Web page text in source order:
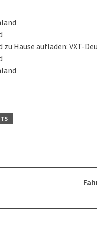
Hause aufladen: VXT-
TS